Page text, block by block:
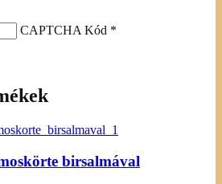
CAPTCHA Kód *
birsalmával